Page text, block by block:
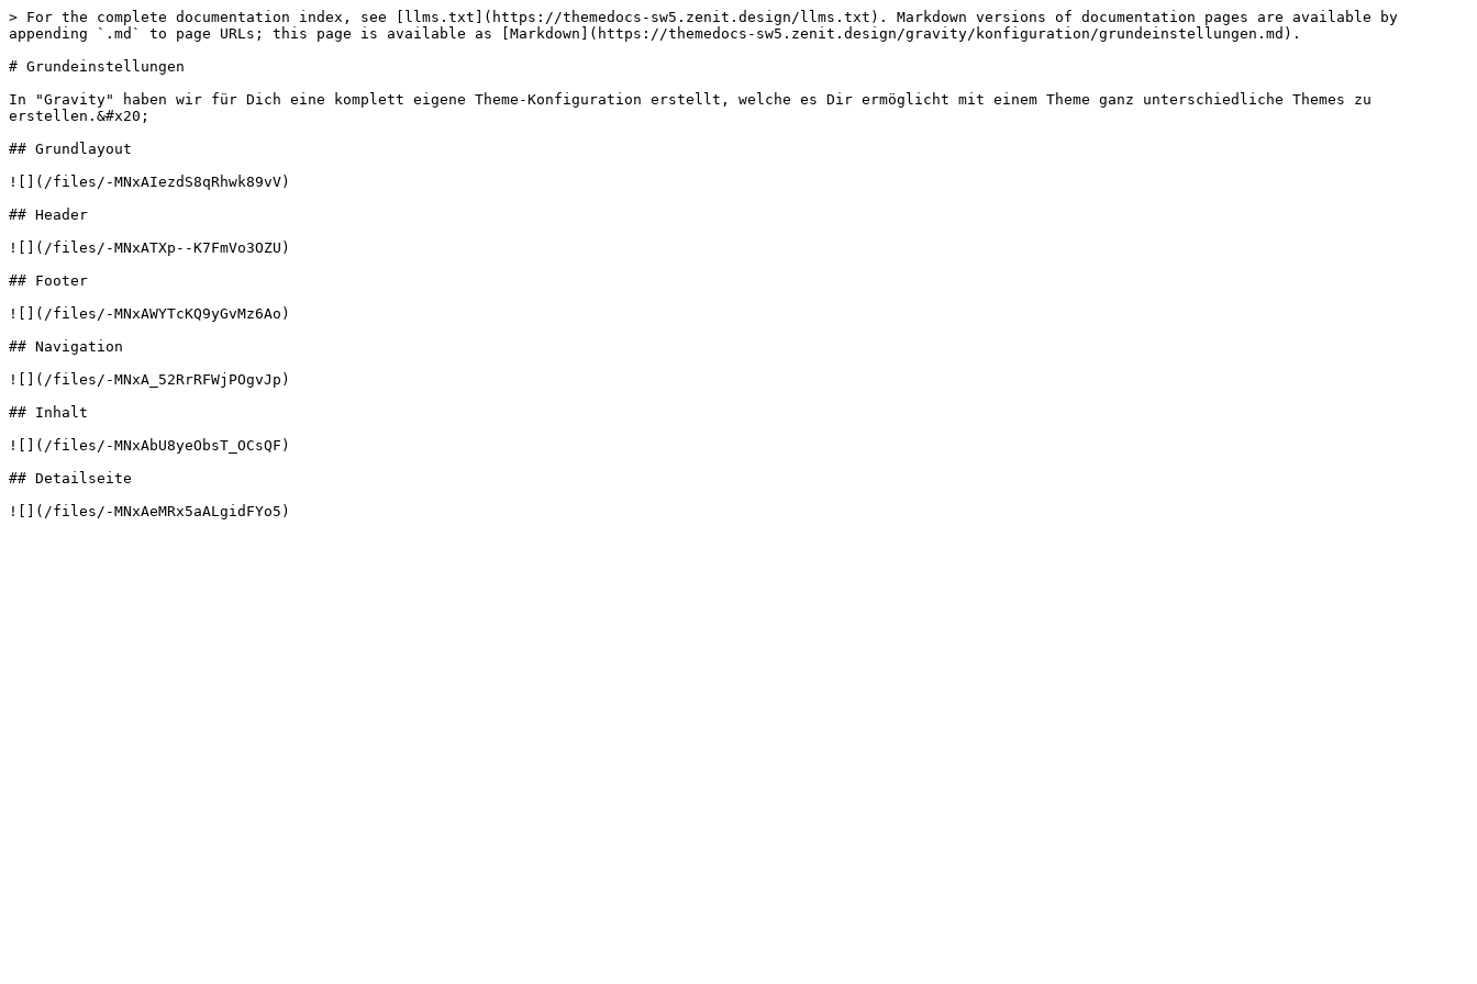
> For the complete documentation index, see [llms.txt](https://themedocs-sw5.zenit.design/llms.txt). Markdown versions of documentation pages are available by
appending `.md` to page URLs; this page is available as [Markdown](https://themedocs-sw5.zenit.design/gravity/konfiguration/grundeinstellungen.md).
# Grundeinstellungen
In "Gravity" haben wir für Dich eine komplett eigene Theme-Konfiguration erstellt, welche es Dir ermöglicht mit einem Theme ganz unterschiedliche Themes zu
erstellen.&#x20;
## Grundlayout
![](/files/-MNxAIezdS8qRhwk89vV)
## Header
![](/files/-MNxATXp--K7FmVo3OZU)
## Footer
![](/files/-MNxAWYTcKQ9yGvMz6Ao)
## Navigation
![](/files/-MNxA_52RrRFWjPOgvJp)
## Inhalt
![](/files/-MNxAbU8yeObsT_OCsQF)
## Detailseite